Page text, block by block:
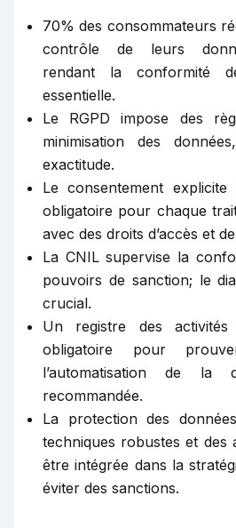
70% des consommateurs
contrôle de leurs
rendant la conformité
essentielle.
Le RGPD impose des
minimisation des
exactitude.
Le consentement
obligatoire pour chaque
avec des droits d’accès et
La CNIL supervise la
pouvoirs de sanction; le
crucial.
Un registre des
obligatoire pour
l’automatisation de la
recommandée.
La protection des
techniques robustes et des
être intégrée dans la
éviter des sanctions.